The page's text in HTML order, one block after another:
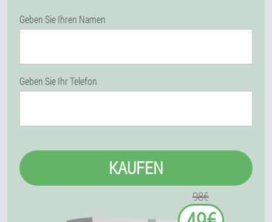
Geben Sie Ihren Namen
Geben Sie Ihr Telefon
KAUFEN
98€